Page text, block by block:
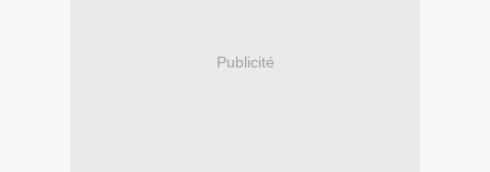
Publicité